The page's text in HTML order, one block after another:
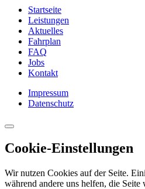
Startseite
Leistungen
Aktuelles
Fahrplan
FAQ
Jobs
Kontakt
Impressum
Datenschutz
Cookie-Einstellungen
Wir nutzen Cookies auf der Seite.
während andere uns helfen, die Seite